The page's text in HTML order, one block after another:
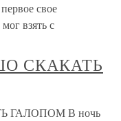
свое
взять с
СКАКАТЬ
ГАЛОПОМ В ночь